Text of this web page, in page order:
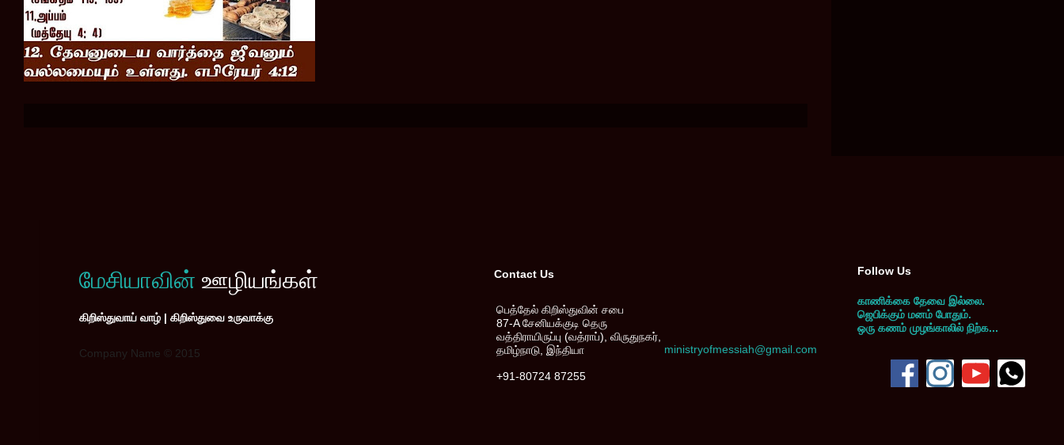
மேசியாவின் ஊழியங்கள்
கிறிஸ்துவாய் வாழ் | கிறிஸ்துவை உருவாக்கு
Company Name © 2015
Contact Us
பெத்தேல் கிறிஸ்துவின் சபை
87-A சேனியக்குடி தெரு
வத்திராயிருப்பு (வத்ராப்), விருதுநகர்,
தமிழ்நாடு, இந்தியா
+91-80724 87255
ministryofmessiah@gmail.com
Follow Us
காணிக்கை தேவை இல்லை.
ஜெபிக்கும் மனம் போதும்.
ஒரு கணம் முழங்காலில் நிற்க...